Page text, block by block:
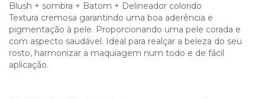
Blush + sombra + Batom + Delineador colorido
Textura cremosa garantindo uma boa aderência e
pigmentação à pele. Proporcionando uma pele corada e
com aspecto saudável. Ideal para realçar a beleza do seu
rosto, harmonizar a maquiagem num todo e de fácil
aplicação.